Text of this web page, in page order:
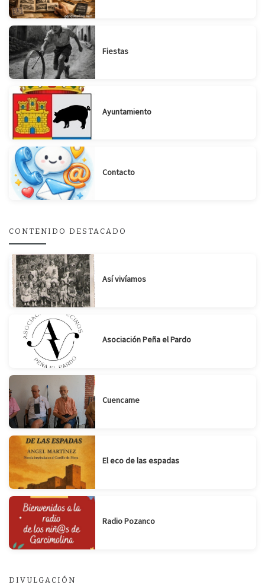
Fiestas
Ayuntamiento
Contacto
CONTENIDO DESTACADO
Así vivíamos
Asociación Peña el Pardo
Cuencame
El eco de las espadas
Radio Pozanco
DIVULGACIÓN
Suscribirse